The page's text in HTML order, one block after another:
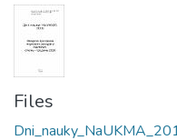
Files